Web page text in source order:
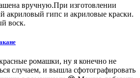
вручную.При изготовлении
акриловый гипс и акриловые краски.
воск.
ромашки, ну я конечно не
случаем, и вышла сфотографировать